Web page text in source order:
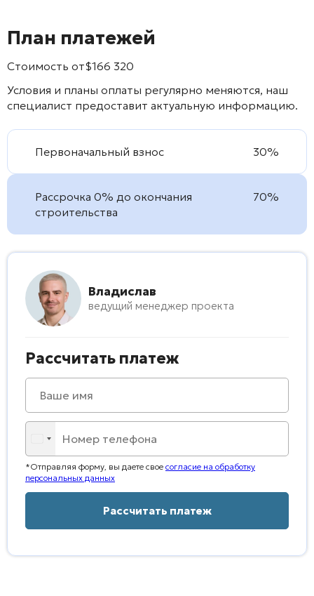
План платежей
Стоимость от$166 320
Условия и планы оплаты регулярно меняются, наш
специалист предоставит актуальную информацию.
Первоначальный взнос 30%
Рассрочка 0% до окончания
строительства
70%
Владислав
ведущий менеджер проекта
Рассчитать платеж
*Отправляя форму, вы даете свое согласие на обработку
персональных данных